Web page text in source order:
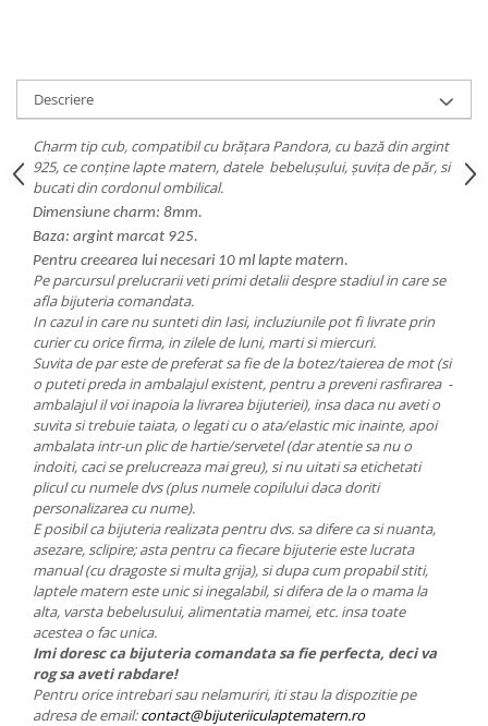
Descriere
Charm tip cub, compatibil cu brățara Pandora, cu bază din argint
925, ce conține lapte matern, datele bebelușului, șuvița de păr, si
bucati din cordonul ombilical.
Dimensiune charm: 8mm.
Baza: argint marcat 925.
Pentru creearea lui necesari 10 ml lapte matern.
Pe parcursul prelucrarii veti primi detalii despre stadiul in care se
afla bijuteria comandata.
In cazul in care nu sunteti din Iasi, incluziunile pot fi livrate prin
curier cu orice firma, in zilele de luni, marti si miercuri.
Suvita de par este de preferat sa fie de la botez/taierea de mot (si
o puteti preda in ambalajul existent, pentru a preveni rasfirarea -
ambalajul il voi inapoia la livrarea bijuteriei), insa daca nu aveti o
suvita si trebuie taiata, o legati cu o ata/elastic mic inainte, apoi
ambalata intr-un plic de hartie/servetel (dar atentie sa nu o
indoiti, caci se prelucreaza mai greu), si nu uitati sa etichetati
plicul cu numele dvs (plus numele copilului daca doriti
personalizarea cu nume).
E posibil ca bijuteria realizata pentru dvs. sa difere ca si nuanta,
asezare, sclipire; asta pentru ca fiecare bijuterie este lucrata
manual (cu dragoste si multa grija), si dupa cum propabil stiti,
laptele matern este unic si inegalabil, si difera de la o mama la
alta, varsta bebelusului, alimentatia mamei, etc. insa toate
acestea o fac unica.
Imi doresc ca bijuteria comandata sa fie perfecta, deci va
rog sa aveti rabdare!
Pentru orice intrebari sau nelamuriri, iti stau la dispozitie pe
adresa de email:contact@bijuteriiculaptematern.ro